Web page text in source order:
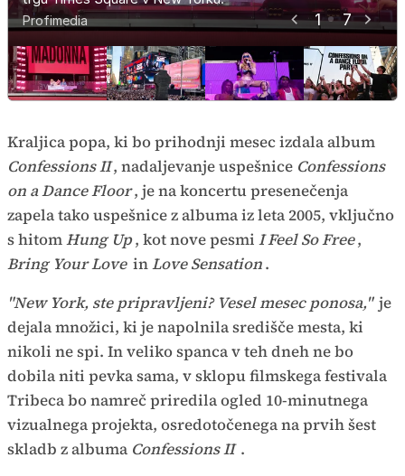
1 7
Profimedia
Profimedia
Profimedia
Profimedia
Profimedia
Profimedia
Profimedia
Kraljica popa, ki bo prihodnji mesec izdala album
Confessions II, nadaljevanje uspešnice Confessions
on a Dance Floor, je na koncertu presenečenja
zapela tako uspešnice z albuma iz leta 2005, vključno
s hitomHung Up, kot nove pesmi I Feel So Free,
Bring Your Love inLove Sensation.
"New York, ste pripravljeni? Vesel mesec ponosa," je
dejala množici, ki je napolnila središče mesta, ki
nikoli ne spi. In veliko spanca v teh dneh ne bo
dobila niti pevka sama, v sklopu filmskega festivala
Tribeca bo namreč priredila ogled 10-minutnega
vizualnega projekta, osredotočenega na prvih šest
skladb z albuma Confessions II .